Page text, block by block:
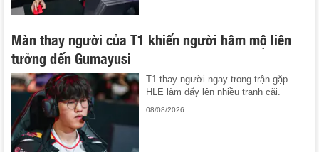
Màn thay người của T1 khiến người hâm mộ liên
tưởng đến Gumayusi
T1 thay người ngay trong trận gặp
HLE làm dấy lên nhiều tranh cãi.
08/08/2026